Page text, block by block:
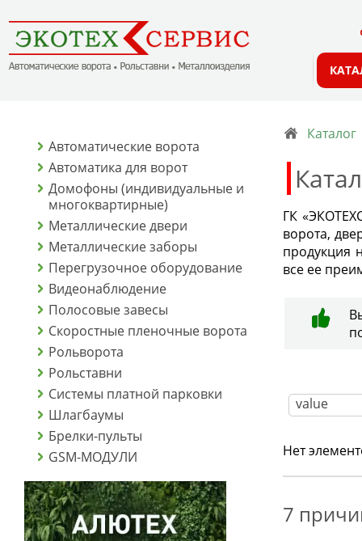
Автоматические ворота
Автоматика для ворот
Домофоны (индивидуальные и
многоквартирные)
Металлические двери
Металлические заборы
Перегрузочное оборудование
Видеонаблюдение
Полосовые завесы
Скоростные пленочные ворота
Рольворота
Рольставни
Системы платной парковки
Шлагбаумы
Брелки-пульты
GSM-МОДУЛИ
Каталог
ГК
ворота,
продукция
все ее
Нет
7